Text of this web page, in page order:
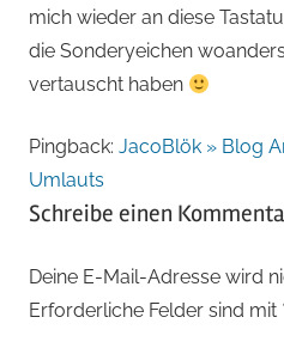
mich wieder an diese
die Sonderyeichen
vertauscht haben
Pingback: JacoBlök » Blog
Umlauts
Schreibe einen
Deine E-Mail-Adresse wird
Erforderliche Felder sind mit